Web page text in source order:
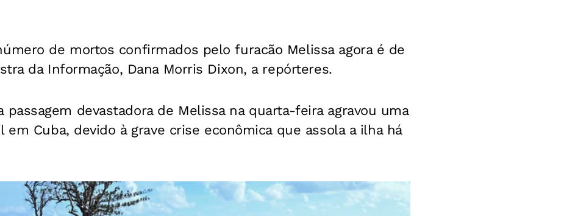
de mortos confirmados pelo furacão Melissa agora é de
da Informação, Dana Morris Dixon, a repórteres.
passagem devastadora de Melissa na quarta-feira agravou uma
em Cuba, devido à grave crise econômica que assola a ilha há